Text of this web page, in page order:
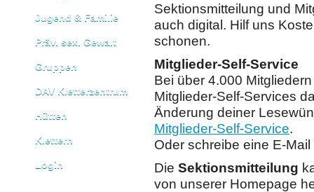
Jugend & Familie
Präv. sex. Gewalt
Gruppen
DAV Kletterzentrum
Hütten
Klettern
Login
Sektionsmitteilung und
auch digital. Hilf uns
schonen.
Mitglieder-Self-Service
Bei über 4.000
Mitglieder-Self-Services
Änderung deiner
Mitglieder-Self-Service.
Oder schreibe eine E-
Die Sektionsmitteilung
von unserer Homepage